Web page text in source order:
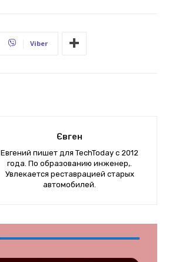
Viber
Євген
Евгений пишет для TechToday с 2012
года. По образованию инженер,.
Увлекается реставрацией старых
автомобилей.